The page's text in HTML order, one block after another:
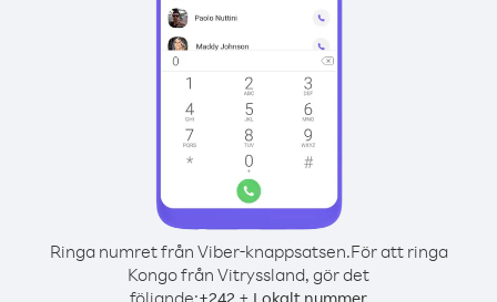
Ringa numret från Viber-knappsatsen.För att ringa
Kongo från Vitryssland, gör det
följande:
+